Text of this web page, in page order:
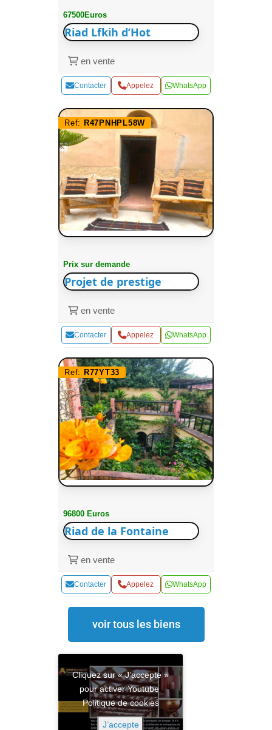
67500Euros
Riad Lfkih d’Hot
en vente
Contacter Appelez WhatsApp
Ref: R47PNHPL58W
Prix sur demande
Projet de prestige
en vente
Contacter Appelez WhatsApp
Ref: R77YT33
96800 Euros
Riad de la Fontaine
en vente
Contacter Appelez WhatsApp
voir tous les biens
Cliquez sur « J’accepte »
pour activer Youtube
Politique de cookies
J’accepte